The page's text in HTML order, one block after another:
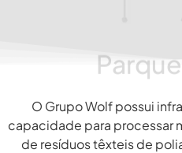
O Grupo Wolf possui
capacidade para processar
de resíduos têxteis de